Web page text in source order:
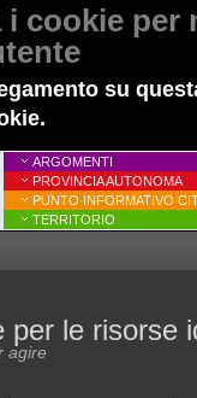
cookie per
su
ARGOMENTI
PROVINCIA AUTONOMA
PUNTO INFORMATIVO
TERRITORIO
per le risorse
agire